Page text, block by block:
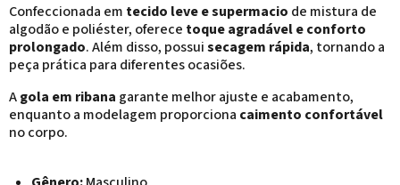
Confeccionada em tecido leve e supermacio de mistura de
algodão e poliéster, oferece toque agradável e conforto
prolongado. Além disso, possuisecagem rápida, tornando a
peça prática para diferentes ocasiões.
Agola em ribana garante melhor ajuste e acabamento,
enquanto a modelagem proporciona caimento confortável
no corpo.